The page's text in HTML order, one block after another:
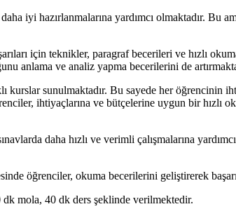
iyi hazırlanmalarına yardımcı olmaktadır. Bu
için teknikler, paragraf becerileri ve hızlı
anlama ve analiz yapma becerilerini de
sunulmaktadır. Bu sayede her öğrencinin
ihtiyaçlarına ve bütçelerine uygun bir hızlı
daha hızlı ve verimli çalışmalarına
öğrenciler, okuma becerilerini geliştirerek
mola, 40 dk ders şeklinde verilmektedir.